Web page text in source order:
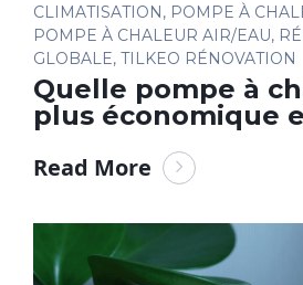
CLIMATISATION, POMPE À
POMPE À CHALEUR AIR/EAU,
GLOBALE, TILKEO RÉNOVATION
Quelle pompe à
plus économique
Read More